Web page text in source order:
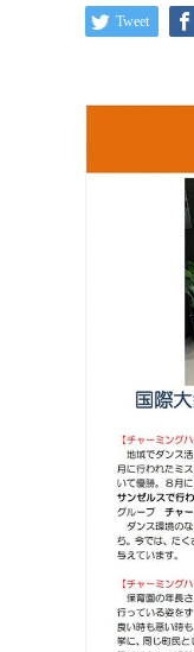
Tweet